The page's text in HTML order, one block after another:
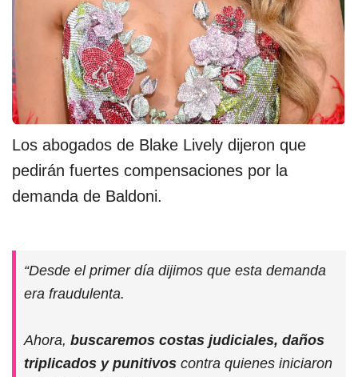
Los abogados de Blake Lively dijeron que
pedirán fuertes compensaciones por la
demanda de Baldoni.
“Desde el primer día dijimos que esta demanda
era fraudulenta.
Ahora, buscaremos costas judiciales, daños
triplicados y punitivos contra quienes iniciaron